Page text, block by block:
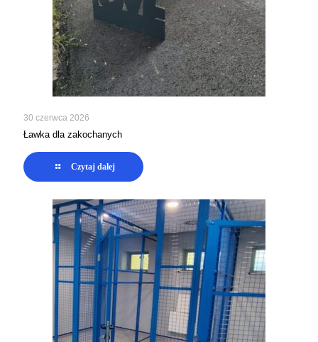
30 czerwca 2026
Ławka dla zakochanych
Czytaj dalej